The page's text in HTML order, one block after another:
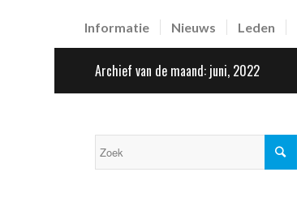
Informatie Nieuws Leden
Archief van de maand: juni, 2022